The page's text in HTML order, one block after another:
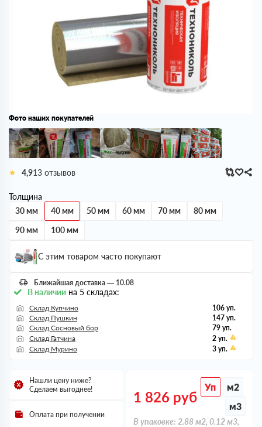
Фото наших покупателей
4,9 13 отзывов
Толщина
30 мм
40 мм 50 мм 60 мм 70 мм
80 мм
90 мм
100 мм
С этим товаром часто покупают
Ближайшая доставка — 10.08
В наличии на 5 складах:
Склад Купчино
106 уп.
Склад Пушкин
147 уп.
Склад Сосновый бор
79 уп.
Склад Гатчина
2 уп.
Склад Мурино
3 уп.
1 826 руб
Уп
м2
м3
В упаковке: 2.88 м2, 0.12 м3,
Нашли цену ниже?
Сделаем выгоднее!
Оплата при получении